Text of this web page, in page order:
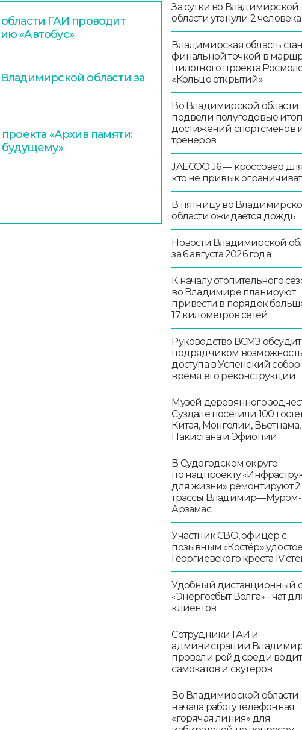
ГАИ проводит
«Автобус»
области за
«Архив памяти:
За сутки во Владимирской
области утонули 2 человека
Владимирская область
финальной точкой в
пилотного проекта
«Кольцо открытий»
Во Владимирской области
подвели полугодовые
достижений спортсменов
тренеров
JAECOO J6 — кроссовер для
кто не привык
В пятницу во
области ожидается дождь
Новости Владимирской
за 6 августа 2026 года
К началу отопительного
во Владимире планируют
привести в порядок
17 километров сетей
Руководство ВСМЗ обсудит
подрядчиком
доступа в Успенский собор
время его реконструкции
Музей деревянного
Суздале посетили 100
Китая, Монголии, Вьетнама,
Пакистана и Эфиопии
В Судогодском округе
по нацпроекту
для жизни» ремонтируют
трассы Владимир—Муром-
Арзамас
Участник СВО, офицер с
позывным «Костёр»
Георгиевского креста IV
Удобный дистанционный
«Энергосбыт Волга» - чат
клиентов
Сотрудники ГАИ и
администрации
провели рейд среди
самокатов и скутеров
Во Владимирской области
начала работу телефонная
«горячая линия» для